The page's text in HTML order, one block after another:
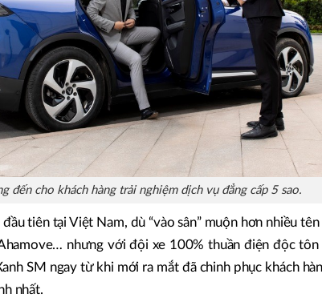
đến cho khách hàng trải nghiệm dịch vụ đẳng cấp 5 sao.
đầu tiên tại Việt Nam, dù “vào sân” muộn hơn nhiều
nhưng với đội xe 100% thuần điện độc
SM ngay từ khi mới ra mắt đã chinh phục khách
nhất.